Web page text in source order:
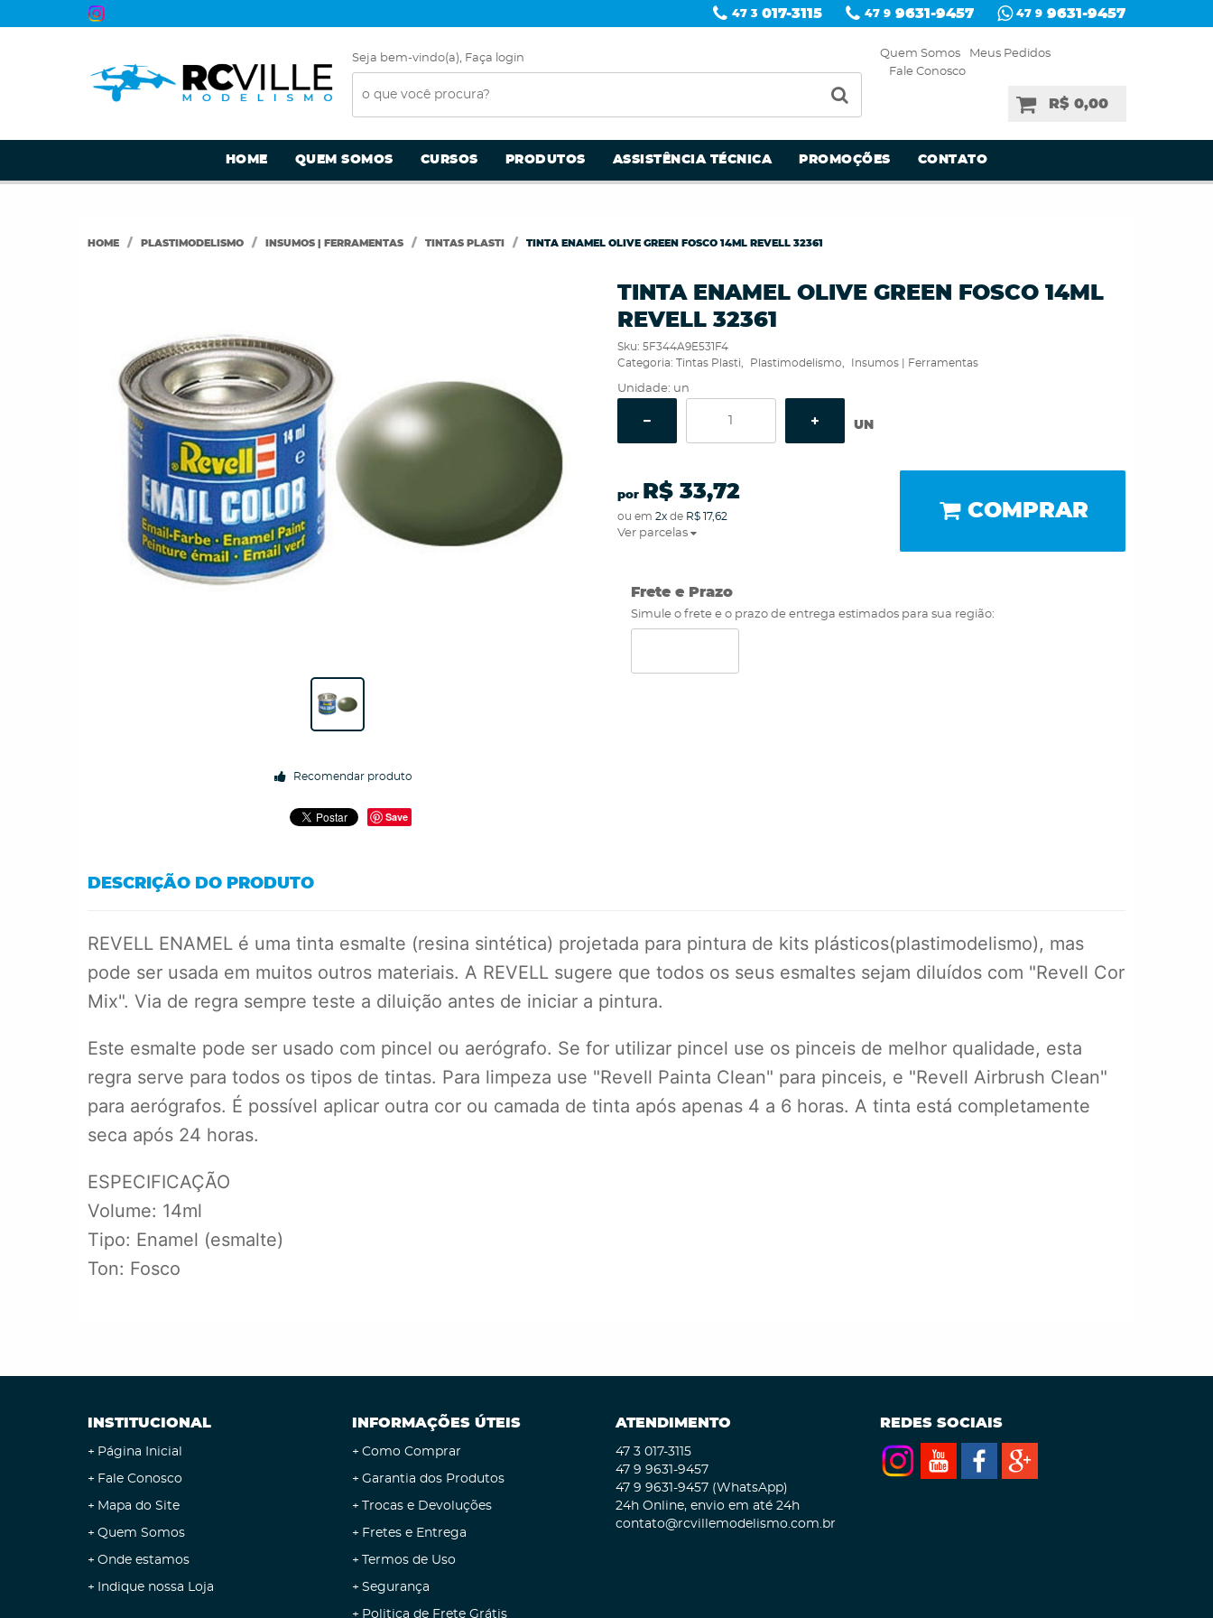
47 3 017-3115 47 9 9631-9457 47 9 9631-9457
Seja bem-vindo(a), Faça login Quem Somos
Meus Pedidos
Fale Conosco
R$ 0,00
HOME QUEM SOMOS CURSOS PRODUTOS ASSISTÊNCIA TÉCNICA PROMOÇÕES CONTATO
HOME PLASTIMODELISMO INSUMOS | FERRAMENTAS TINTAS PLASTI TINTA ENAMEL OLIVE GREEN FOSCO 14ML REVELL 32361
Recomendar produto
Save
TINTA ENAMEL OLIVE GREEN FOSCO 14ML
REVELL 32361
Sku: 5F344A9E531F4
Categoria: Tintas Plasti Plastimodelismo Insumos | Ferramentas
Unidade: un
UN
por R$ 33,72
ou em 2xde R$ 17,62
Ver parcelas
COMPRAR
Frete e Prazo
Simule o frete e o prazo de entrega estimados para sua região:
DESCRIÇÃO DO PRODUTO
REVELL ENAMEL é uma tinta esmalte (resina sintética) projetada para pintura de kits plásticos(plastimodelismo), mas
pode ser usada em muitos outros materiais. A REVELL sugere que todos os seus esmaltes sejam diluídos com "Revell Cor
Mix". Via de regra sempre teste a diluição antes de iniciar a pintura.
Este esmalte pode ser usado com pincel ou aerógrafo. Se for utilizar pincel use os pinceis de melhor qualidade, esta
regra serve para todos os tipos de tintas. Para limpeza use "Revell Painta Clean" para pinceis, e "Revell Airbrush Clean"
para aerógrafos. É possível aplicar outra cor ou camada de tinta após apenas 4 a 6 horas. A tinta está completamente
seca após 24 horas.
ESPECIFICAÇÃO
Volume: 14ml
Tipo: Enamel (esmalte)
Ton: Fosco
INSTITUCIONAL
Página Inicial
Fale Conosco
Mapa do Site
Quem Somos
Onde estamos
Indique nossa Loja
INFORMAÇÕES ÚTEIS
Como Comprar
Garantia dos Produtos
Trocas e Devoluções
Fretes e Entrega
Termos de Uso
Segurança
Politica de Frete Grátis
ATENDIMENTO
47 3 017-3115
47 9 9631-9457
47 9 9631-9457 (WhatsApp)
24h Online, envio em até 24h
contato@rcvillemodelismo.com.br
REDES SOCIAIS